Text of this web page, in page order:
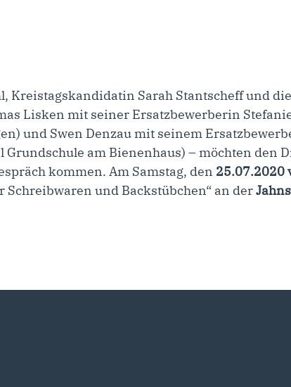
Kreistagskandidatin Sarah Stantscheff und
Lisken mit seiner Ersatzbewerberin
und Swen Denzau mit seinem
Grundschule am Bienenhaus) – möchten den
kommen. Am Samstag, den 25.07.2020
und Backstübchen“ an der